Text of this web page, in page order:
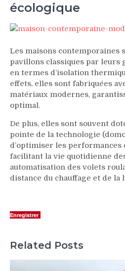
écologique
Les maisons contemporaines
pavillons classiques par leurs
en termes d’isolation
effets, elles sont fabriquées
matériaux modernes,
optimal.
De plus, elles sont souvent
pointe de la technologie
d’optimiser les performances
facilitant la vie quotidienne
automatisation des volets
distance du chauffage et de la
Enregistrer
Related Posts